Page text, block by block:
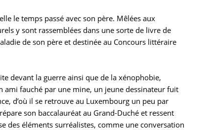
le temps passé avec son père. Mêlées aux
y sont rassemblées dans une sorte de livre de
de son père et destinée au Concours littéraire
devant la guerre ainsi que de la xénophobie,
fauché par une mine, un jeune dessinateur fuit
d’où il se retrouve au Luxembourg un peu par
son baccalauréat au Grand-Duché et ressent
éléments surréalistes, comme une conversation